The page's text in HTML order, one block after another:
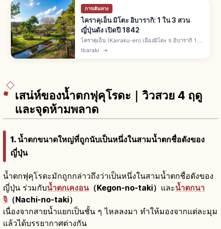
การเดินทาง
ไคราคุเอ็น มิโตะ อิบารากิ: 1 ใน 3 สวน
ญี่ปุ่นดัง เปิดปี 1842
ไคราคุเอ็น (Kairaku-en) เมืองมิโตะ จ.อิบารากิ 1 ใน
3 สวนญี่ปุ่นชื่อดังคู่เค็นโรคุเอ็นและโคราคุเอ็น เปิดปี
Ibaraki →
เสน่ห์ของน้ำตกฟุคุโรดะ｜วิวสวย 4 ฤดู
และจุดห้ามพลาด
1. น้ำตกขนาดใหญ่ที่ถูกนับเป็นหนึ่งในสามน้ำตกชื่อดังของ
ญี่ปุ่น
น้ำตกฟุคุโรดะมักถูกกล่าวถึงว่าเป็นหนึ่งในสามน้ำตกชื่อดังของ
ญี่ปุ่น ร่วมกับน้ำตกเคงอน（Kegon-no-taki） และน้ำตกนา
จิ （Nachi-no-taki）
เนื่องจากสายน้ำแยกเป็นชั้น ๆ ไหลลงมา ทำให้มองจากแต่ละมุม
แล้วได้บรรยากาศต่างกัน